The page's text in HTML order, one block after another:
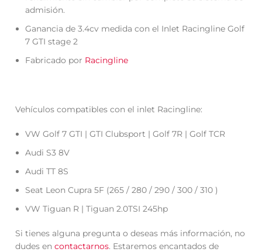
admisión.
Ganancia de 3.4cv medida con el Inlet Racingline Golf
7 GTI stage 2
Fabricado por Racingline
Vehículos compatibles con el inlet Racingline:
VW Golf 7 GTI | GTI Clubsport | Golf 7R | Golf TCR
Audi S3 8V
Audi TT 8S
Seat Leon Cupra 5F (265 / 280 / 290 / 300 / 310 )
VW Tiguan R | Tiguan 2.0TSI 245hp
Si tienes alguna pregunta o deseas más información, no
dudes encontactarnos. Estaremos encantados de